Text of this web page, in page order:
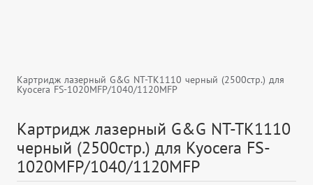
Картридж лазерный G&G NT-TK1110 черный (2500стр.) для
Kyocera FS-1020MFP/1040/1120MFP
Картридж лазерный G&G NT-TK1110
черный (2500стр.) для Kyocera FS-
1020MFP/1040/1120MFP